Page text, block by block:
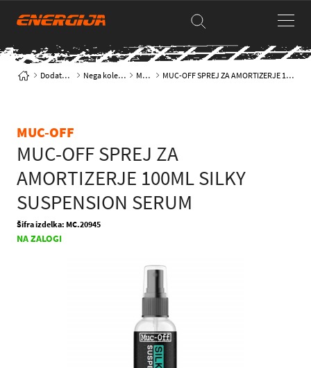
Dodatna oprema Nega kolesa & opreme Mazanje MUC-OFF SPREJ ZA AMORTIZERJE 100ML SILKY SUSPENSION SERUM
MUC-OFF
MUC-OFF SPREJ ZA
AMORTIZERJE 100ML SILKY
SUSPENSION SERUM
Šifra izdelka: MC.20945
NA ZALOGI